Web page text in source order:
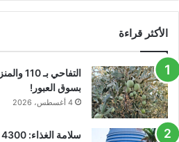
الأكثر قراءة
بسوق العبور!
4 أغسطس، 2026